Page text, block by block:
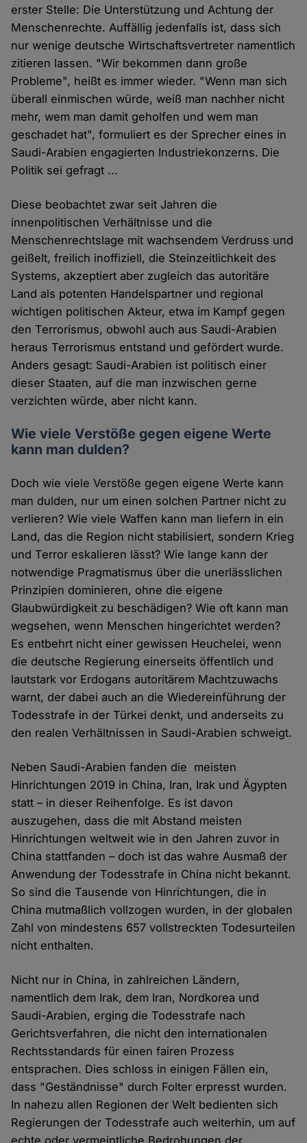
erster Stelle: Die Unterstützung und Achtung der
Menschenrechte. Auffällig jedenfalls ist, dass sich
nur wenige deutsche Wirtschaftsvertreter namentlich
zitieren lassen. "Wir bekommen dann große
Probleme", heißt es immer wieder. "Wenn man sich
überall einmischen würde, weiß man nachher nicht
mehr, wem man damit geholfen und wem man
geschadet hat", formuliert es der Sprecher eines in
Saudi-Arabien engagierten Industriekonzerns. Die
Politik sei gefragt ...
Diese beobachtet zwar seit Jahren die
innenpolitischen Verhältnisse und die
Menschenrechtslage mit wachsendem Verdruss und
geißelt, freilich inoffiziell, die Steinzeitlichkeit des
Systems, akzeptiert aber zugleich das autoritäre
Land als potenten Handelspartner und regional
wichtigen politischen Akteur, etwa im Kampf gegen
den Terrorismus, obwohl auch aus Saudi-Arabien
heraus Terrorismus entstand und gefördert wurde.
Anders gesagt: Saudi-Arabien ist politisch einer
dieser Staaten, auf die man inzwischen gerne
verzichten würde, aber nicht kann.
Wie viele Verstöße gegen eigene Werte
kann man dulden?
Doch wie viele Verstöße gegen eigene Werte kann
man dulden, nur um einen solchen Partner nicht zu
verlieren? Wie viele Waffen kann man liefern in ein
Land, das die Region nicht stabilisiert, sondern Krieg
und Terror eskalieren lässt? Wie lange kann der
notwendige Pragmatismus über die unerlässlichen
Prinzipien dominieren, ohne die eigene
Glaubwürdigkeit zu beschädigen? Wie oft kann man
wegsehen, wenn Menschen hingerichtet werden?
Es entbehrt nicht einer gewissen Heuchelei, wenn
die deutsche Regierung einerseits öffentlich und
lautstark vor Erdogans autoritärem Machtzuwachs
warnt, der dabei auch an die Wiedereinführung der
Todesstrafe in der Türkei denkt, und anderseits zu
den realen Verhältnissen in Saudi-Arabien schweigt.
Neben Saudi-Arabien fanden die meisten
Hinrichtungen 2019 in China, Iran, Irak und Ägypten
statt – in dieser Reihenfolge. Es ist davon
auszugehen, dass die mit Abstand meisten
Hinrichtungen weltweit wie in den Jahren zuvor in
China stattfanden – doch ist das wahre Ausmaß der
Anwendung der Todesstrafe in China nicht bekannt.
So sind die Tausende von Hinrichtungen, die in
China mutmaßlich vollzogen wurden, in der globalen
Zahl von mindestens 657 vollstreckten Todesurteilen
nicht enthalten.
Nicht nur in China, in zahlreichen Ländern,
namentlich dem Irak, dem Iran, Nordkorea und
Saudi-Arabien, erging die Todesstrafe nach
Gerichtsverfahren, die nicht den internationalen
Rechtsstandards für einen fairen Prozess
entsprachen. Dies schloss in einigen Fällen ein,
dass "Geständnisse" durch Folter erpresst wurden.
In nahezu allen Regionen der Welt bedienten sich
Regierungen der Todesstrafe auch weiterhin, um auf